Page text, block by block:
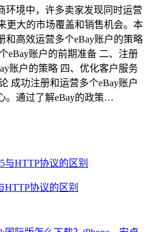
环境中，许多卖家发现同时运营
更大的市场覆盖和销售机会。本
和高效运营多个eBay账户的策略
eBay账户的前期准备 二、注册
账户的策略 四、优化客户服务
成功注册和运营多个eBay账户
。通过了解eBay的政策…
HTTP协议的区别